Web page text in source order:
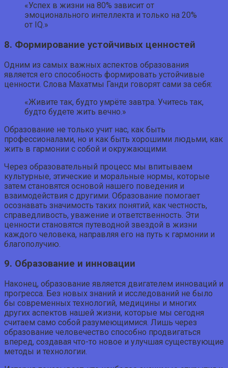
«Успех в жизни на 80% зависит от
эмоционального интеллекта и только на 20%
от IQ.»
8. Формирование устойчивых ценностей
Одним из самых важных аспектов образования
является его способность формировать устойчивые
ценности. Слова Махатмы Ганди говорят сами за себя:
«Живите так, будто умрёте завтра. Учитесь так,
будто будете жить вечно.»
Образование не только учит нас, как быть
профессионалами, но и как быть хорошими людьми, как
жить в гармонии с собой и окружающими.
Через образовательный процесс мы впитываем
культурные, этические и моральные нормы, которые
затем становятся основой нашего поведения и
взаимодействия с другими. Образование помогает
осознавать значимость таких понятий, как честность,
справедливость, уважение и ответственность. Эти
ценности становятся путеводной звездой в жизни
каждого человека, направляя его на путь к гармонии и
благополучию.
9. Образование и инновации
Наконец, образование является двигателем инноваций и
прогресса. Без новых знаний и исследований не было
бы современных технологий, медицины и многих
других аспектов нашей жизни, которые мы сегодня
считаем само собой разумеющимися. Лишь через
образование человечество способно продвигаться
вперед, создавая что-то новое и улучшая существующие
методы и технологии.